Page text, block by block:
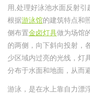
用,处理好泳池水面反射引
根据游泳馆的建筑特点和
侧布置金卤灯具做为场馆
的两侧，向下斜向投射，
少区域内过亮的光线，灯
分布于水面和地面，从而
游泳，是在水上靠自力漂